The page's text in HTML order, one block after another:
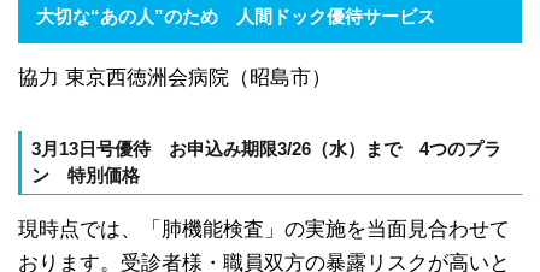
大切な“あの人”のため 人間ドック優待サービス
協力 東京西徳洲会病院（昭島市）
3月13日号優待 お申込み期限3/26（水） まで 4つのプラ
ン 特別価格
現時点では、「肺機能検査」の実施を当面見合わせて
おります。受診者様・職員双方の暴露リスクが高いと